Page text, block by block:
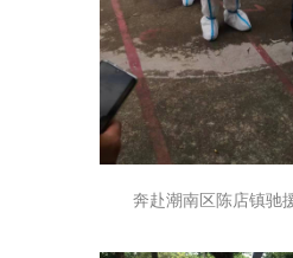
奔赴潮南区陈店镇驰